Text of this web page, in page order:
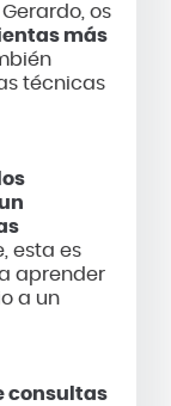
os
más
técnicas
esta es
aprender
a un
consultas